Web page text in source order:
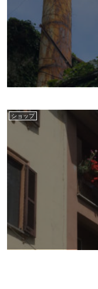
ショップ